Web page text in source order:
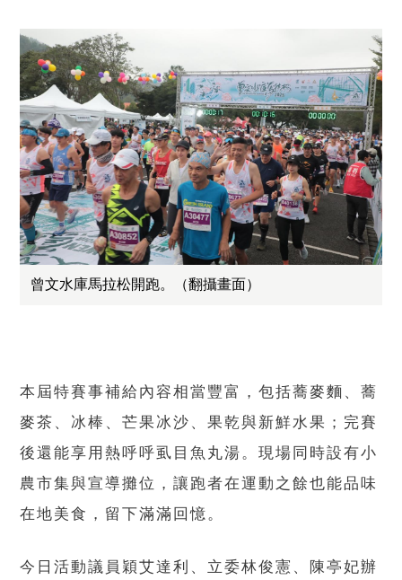
曾文水庫馬拉松開跑。（翻攝畫面）
本屆特賽事補給內容相當豐富，包括蕎麥麵、蕎
麥茶、冰棒、芒果冰沙、果乾與新鮮水果；完賽
後還能享用熱呼呼虱目魚丸湯。現場同時設有小
農市集與宣導攤位，讓跑者在運動之餘也能品味
在地美食，留下滿滿回憶。
今日活動議員穎艾達利、立委林俊憲、陳亭妃辦